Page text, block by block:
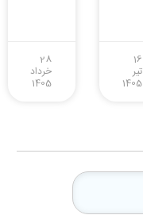
16
تیر
1405
28
خرداد
1405